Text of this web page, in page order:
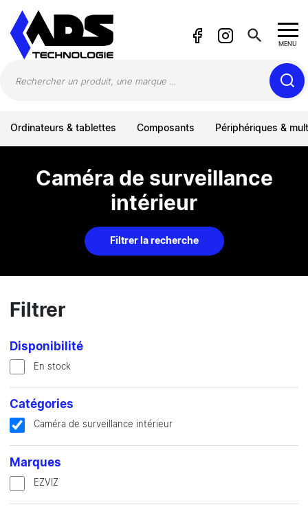
search MENU
Ordinateurs & tablettes Composants Périphériques &
Caméra de surveillance
intérieur
Filtrer la recherche
Filtrer
Disponibilité
En stock
Catégories
Caméra de surveillance intérieur
Marques
EZVIZ